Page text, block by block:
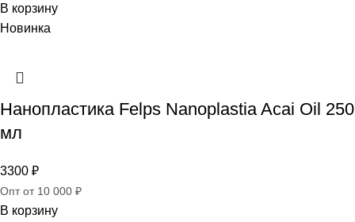
В корзину
Новинка
Нанопластика Felps Nanoplastia Acai Oil 250
мл
3300 ₽
Опт от 10 000 ₽
В корзину